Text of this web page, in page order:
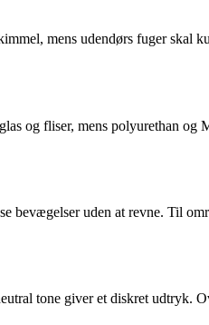
mens udendørs fuger
og fliser, mens polyurethan
uden at revne. Til
tone giver et diskret udtryk.